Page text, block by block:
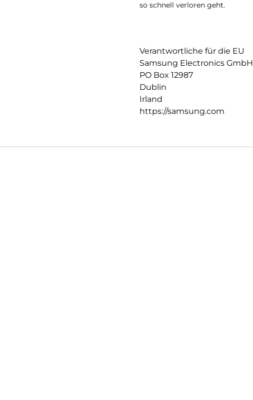
so schnell verloren geht.
Verantwortliche für die EU
Samsung Electronics GmbH
PO Box 12987
Dublin
Irland
https://samsung.com